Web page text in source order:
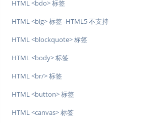
HTML <bdo> 标签
HTML <big> 标签 -HTML5 不支持
HTML <blockquote> 标签
HTML <body> 标签
HTML <br/> 标签
HTML <button> 标签
HTML <canvas> 标签